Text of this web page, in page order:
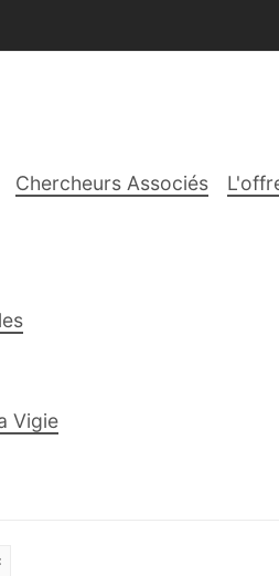
Chercheurs Associés
Vigie